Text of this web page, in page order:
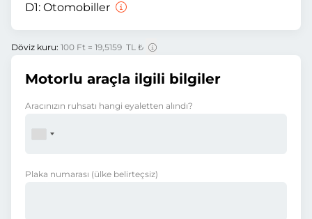
D1: Otomobiller
Döviz kuru: 100 Ft = 19,5159 TL ₺
Motorlu araçla ilgili bilgiler
Aracınızın ruhsatı hangi eyaletten alındı?
Plaka numarası (ülke belirteçsiz)